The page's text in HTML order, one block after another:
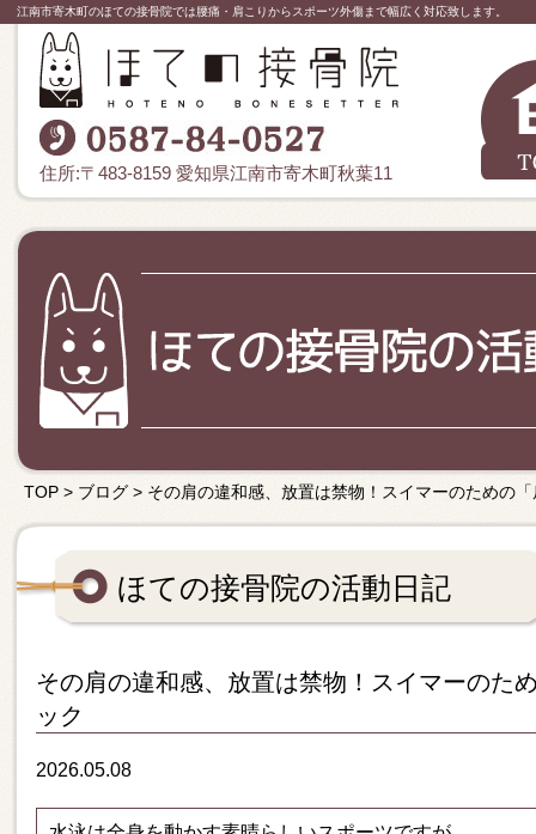
江南市寄木町のほての接骨院では腰痛・肩こりからスポーツ外傷まで幅広く対応致します。
住所:〒483-8159 愛知県江南市寄木町秋葉11
TOP > ブログ> その肩の違和感、放置は禁物！スイマーのための
ほての接骨院の活動日記
その肩の違和感、放置は禁物！スイマーのた
ック
2026.05.08